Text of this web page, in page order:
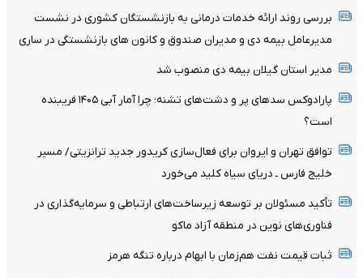
بررسی روند ارائه خدمات درمانی به بازنشستگان کشوری در نشست
مدیرعامل بیمه دی و مدیران صندوق و کانون های بازنشستگی در ساری
مدیر استان گیلان بیمه دی منصوب شد
پارادوکس سدهای پر و دشت‌های تشنه؛ چرا آمار آبی ۱۴۰۵ فریبنده
است؟
توافق تهران و ایروان برای فعال‌سازی کریدور جدید ترانزیتی/ مسیر
خلیج فارس ـ دریای سیاه کلید می‌خورد
تأکید مسئولان بر توسعه زیرساخت‌های ارتباطی و سرمایه‌گذاری در
فناوری‌های نوین در منطقه آزاد ماکو
ثبات قیمت نفت هم‌زمان با ابهام درباره تنگه هرمز